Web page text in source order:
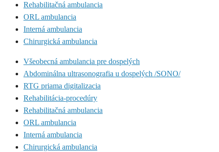
Rehabilitačná ambulancia
ORL ambulancia
Interná ambulancia
Chirurgická ambulancia
Všeobecná ambulancia pre dospelých
Abdominálna ultrasonografia u dospelých /SONO/
RTG priama digitalizacia
Rehabilitácia-procedúry
Rehabilitačná ambulancia
ORL ambulancia
Interná ambulancia
Chirurgická ambulancia